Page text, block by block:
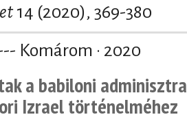
14 (2020), 369-380
Komárom · 2020
a babiloni
Izrael történelméhez